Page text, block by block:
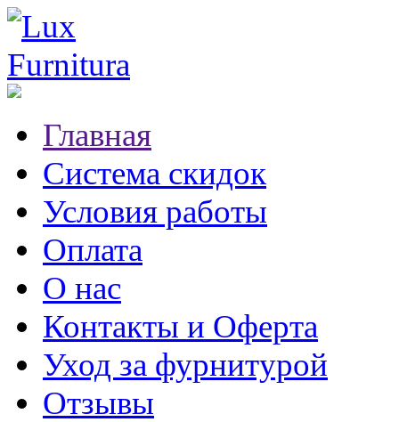
Главная
Система скидок
Условия работы
Оплата
О нас
Контакты и Оферта
Уход за фурнитурой
Отзывы